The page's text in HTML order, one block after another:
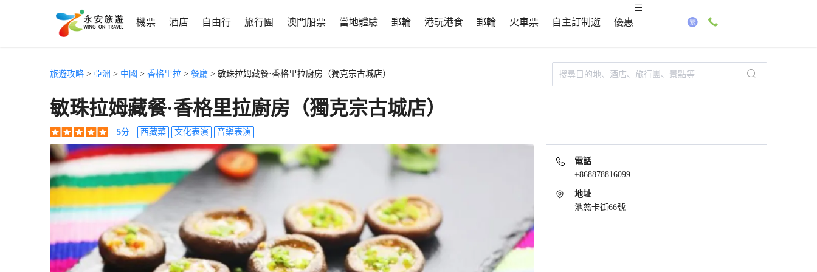
機票 酒店 自由行 旅行團 澳門船票 當地體驗 郵輪 港玩港食 郵輪 火車票 自主訂制遊 優惠
旅遊攻略 > 亞洲 > 中國 > 香格里拉 > 餐廳 > 敏珠拉姆藏餐·香格里拉廚房（獨克宗古城店）
敏珠拉姆藏餐·香格里拉廚房（獨克宗古城店）
5分 西藏菜 文化表演 音樂表演
電話
+868878816099
地址
池慈卡街66號